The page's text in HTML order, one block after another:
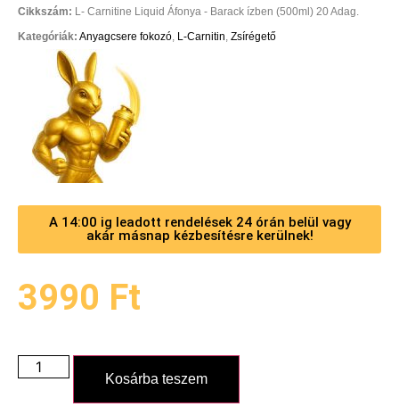
Cikkszám: L- Carnitine Liquid Áfonya - Barack ízben (500ml) 20 Adag.
Kategóriák: Anyagcsere fokozó, L-Carnitin, Zsírégető
A 14:00 ig leadott rendelések 24 órán belül vagy
akár másnap kézbesítésre kerülnek!
3990 Ft
Kosárba teszem